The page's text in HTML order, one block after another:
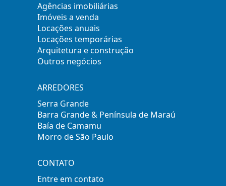
Agências imobiliárias
Imóveis a venda
Locações anuais
Locações temporárias
Arquitetura e construção
Outros negócios
ARREDORES
Serra Grande
Barra Grande & Península de Maraú
Baía de Camamu
Morro de São Paulo
CONTATO
Entre em contato